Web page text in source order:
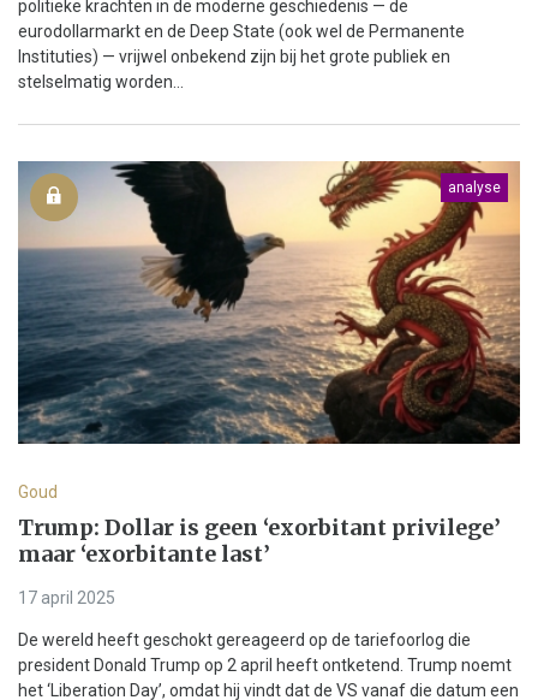
politieke krachten in de moderne geschiedenis — de
eurodollarmarkt en de Deep State (ook wel de Permanente
Instituties) — vrijwel onbekend zijn bij het grote publiek en
stelselmatig worden...
analyse
Goud
Trump: Dollar is geen ‘exorbitant privilege’
maar ‘exorbitante last’
17 april 2025
De wereld heeft geschokt gereageerd op de tariefoorlog die
president Donald Trump op 2 april heeft ontketend. Trump noemt
het ‘Liberation Day’, omdat hij vindt dat de VS vanaf die datum een